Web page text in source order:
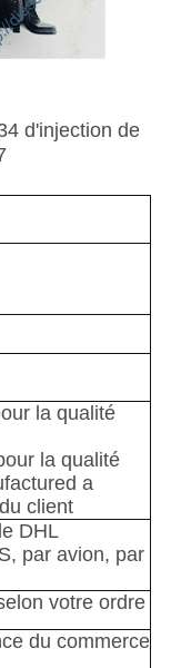
d'injection de
la qualité
la qualité
a
client
DHL
par avion, par
votre ordre
du commerce